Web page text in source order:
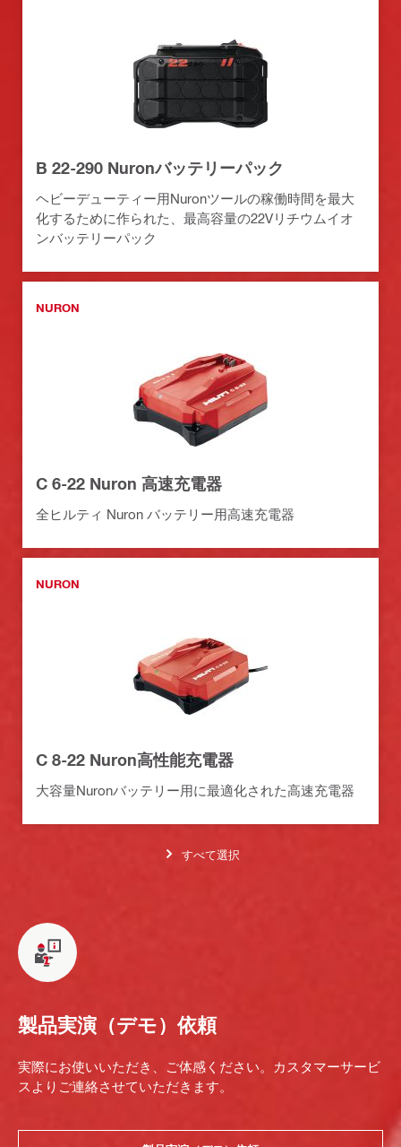
B 22-290 Nuronバッテリーパック
ヘビーデューティー用Nuronツールの稼働時間を最大
化するために作られた、最高容量の22Vリチウムイオ
ンバッテリーパック
NURON
C 6-22 Nuron 高速充電器
全ヒルティ Nuron バッテリー用高速充電器
NURON
C 8-22 Nuron高性能充電器
大容量Nuronバッテリー用に最適化された高速充電器
すべて選択
製品実演（デモ）依頼
実際にお使いいただき、ご体感ください。カスタマーサービ
スよりご連絡させていただきます。